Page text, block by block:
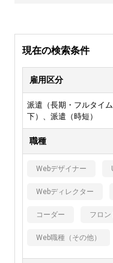
現在の検索条件
雇用区分
派遣（長期・フルタイ
下）、派遣（時短）
職種
Webデザイナー
Webディレクター
コーダー フロ
Web職種（その他）